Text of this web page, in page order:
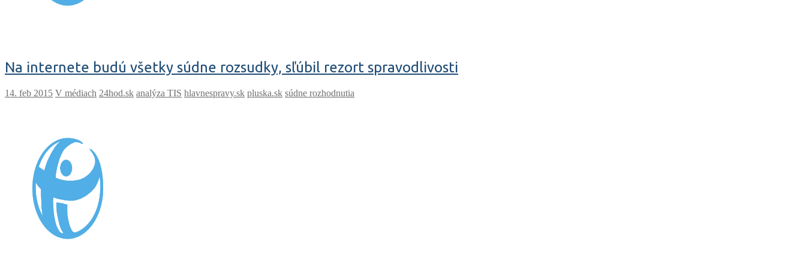
Na internete budú všetky súdne rozsudky, sľúbil rezort spravodlivosti
V médiach 24hod.sk analýza TIS hlavnespravy.sk pluska.sk súdne rozhodnutia